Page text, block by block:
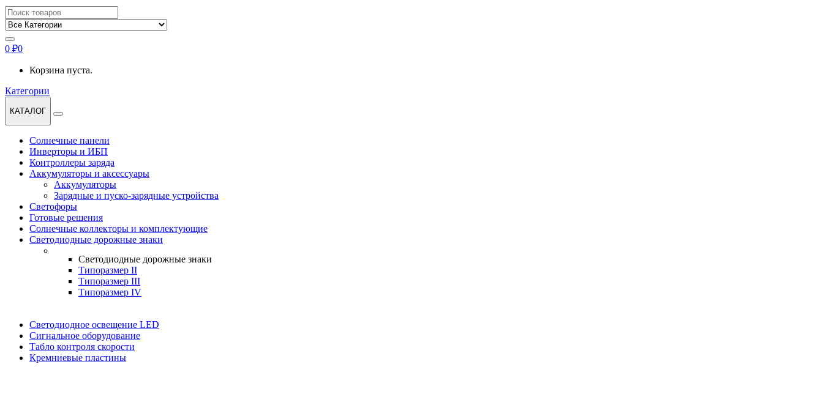
Найти:
0 ₽0
Корзина пуста.
Категории
КАТАЛОГ
Солнечные панели
Инверторы и ИБП
Контроллеры заряда
Аккумуляторы и аксессуары
Аккумуляторы
Зарядные и пуско-зарядные устройства
Светофоры
Готовые решения
Солнечные коллекторы и комплектующие
Светодиодные дорожные знаки
Светодиодные дорожные знаки
Типоразмер II
Типоразмер III
Типоразмер IV
Светодиодное освещение LED
Сигнальное оборудование
Табло контроля скорости
Кремниевые пластины